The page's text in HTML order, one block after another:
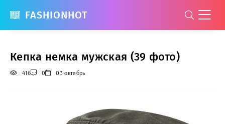
FASHIONHOT
Кепка немка мужская (39 фото)
416 0 03 октябрь